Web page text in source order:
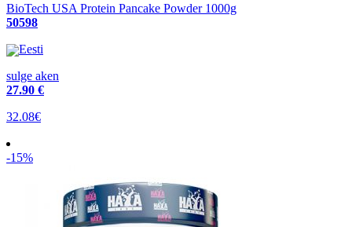
BioTech USA Protein Pancake Powder 1000g
50598
Eesti
sulge aken
27.90 €
32.08€
-15%